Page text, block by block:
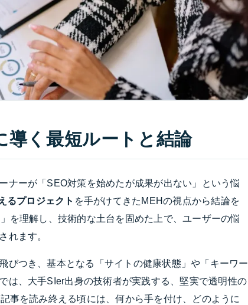
導く最短ルートと結論
ナーが「SEO対策を始めたが成果が出ない」という悩
るプロジェクト を手がけてきたMEHの視点から結論を
を理解し、技術的な土台を固めた上で、ユーザーの悩
れます。
びつき、基本となる「サイトの健康状態」や「キーワー
は、大手SIer出身の技術者が実践する、堅実で透明性の
事を読み終える頃には、何から手を付け、どのように